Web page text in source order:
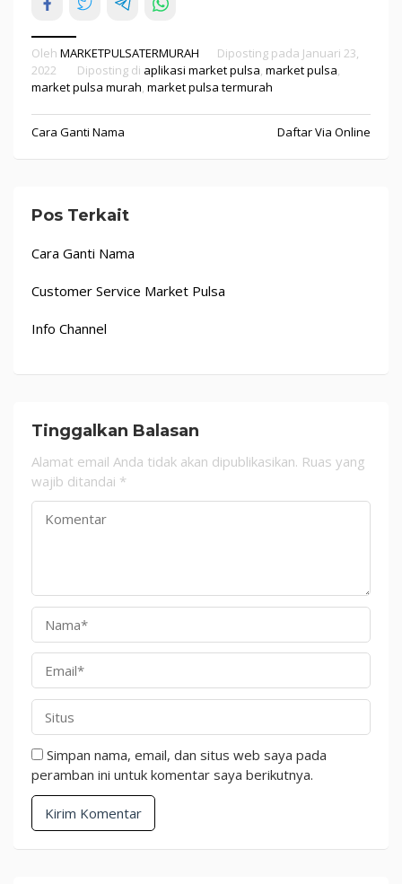
Oleh MARKETPULSATERMURAH Diposting pada Januari 23,
2022
Diposting di aplikasi market pulsa, market pulsa,
market pulsa murah, market pulsa termurah
Cara Ganti Nama Daftar Via Online
Pos Terkait
Cara Ganti Nama
Customer Service Market Pulsa
Info Channel
Tinggalkan Balasan
Alamat email Anda tidak akan dipublikasikan. Ruas yang
wajib ditandai *
Simpan nama, email, dan situs web saya pada
peramban ini untuk komentar saya berikutnya.